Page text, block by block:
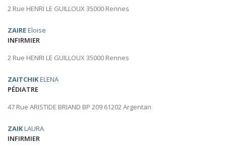
2 Rue HENRI LE GUILLOUX 35000 Rennes
ZAIREEloise
INFIRMIER
2 Rue HENRI LE GUILLOUX 35000 Rennes
ZAITCHIKELENA
PÉDIATRE
47 Rue ARISTIDE BRIAND BP 209 61202 Argentan
ZAIKLAURA
INFIRMIER